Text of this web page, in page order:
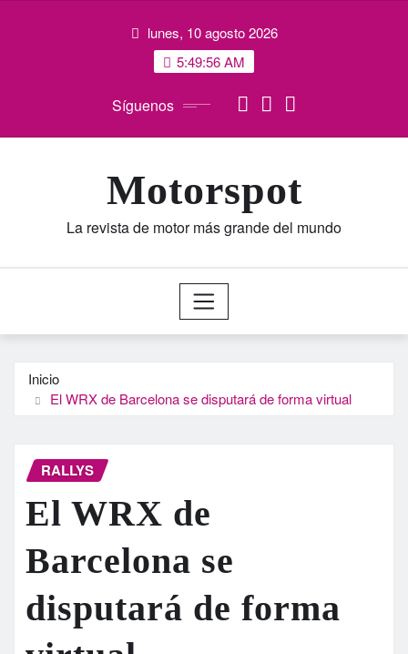
lunes, 10 agosto 2026
5:49:57 AM
Síguenos
Motorspot
La revista de motor más grande del mundo
Inicio
El WRX de Barcelona se disputará de forma virtual
RALLYS
El WRX de
Barcelona se
disputará de forma